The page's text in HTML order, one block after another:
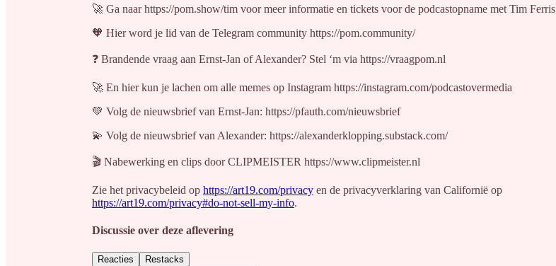
🚀 Ga naar https://pom.show/tim voor meer informatie en tickets voor de podcastopname met Tim Ferris
🧡 Hier word je lid van de Telegram community https://pom.community/
❓ Brandende vraag aan Ernst-Jan of Alexander? Stel ‘m via https://vraagpom.nl
🚀 En hier kun je lachen om alle memes op Instagram https://instagram.com/podcastovermedia
💚 Volg de nieuwsbrief van Ernst-Jan: https://pfauth.com/nieuwsbrief
💫 Volg de nieuwsbrief van Alexander: https://alexanderklopping.substack.com/
🎬 Nabewerking en clips door CLIPMEISTER https://www.clipmeister.nl
Zie het privacybeleid op https://art19.com/privacy en de privacyverklaring van Californië op
https://art19.com/privacy#do-not-sell-my-info.
Discussie over deze aflevering
Reacties Restacks